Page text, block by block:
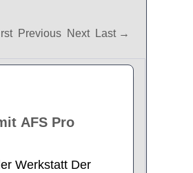
Previous Next Last →
AFS Pro
Werkstatt Der